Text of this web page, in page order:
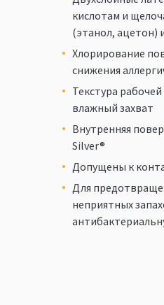
кислотам и
(этанол, ацетон)
Хлорирование
снижения
Текстура
влажный захват
Внутренняя
Silver®
Допущены к
Для
неприятных